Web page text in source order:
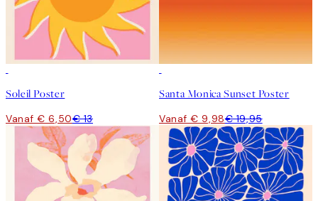
Soleil Poster
Vanaf € 6,50€ 13
Santa Monica Sunset Poster
Vanaf € 9,98€ 19,95